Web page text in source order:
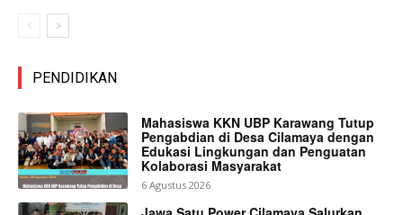
PENDIDIKAN
Mahasiswa KKN UBP Karawang Tutup
Pengabdian di Desa Cilamaya dengan
Edukasi Lingkungan dan Penguatan
Kolaborasi Masyarakat
6 Agustus 2026